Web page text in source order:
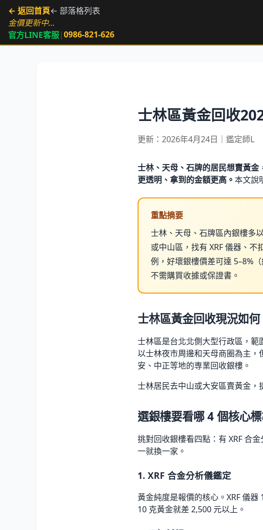
← 返回首頁← 部落格列表
金價更新中…
官方LINE客服|0986-821-626
士林區黃金回收
更新：2026年4月24日｜鑑定師L
士林、天母、石牌的居民想賣黃
更透明、拿到的金額更高。 本文說
重點摘要
士林、天母、石牌區內銀樓多
或中山區，找有 XRF 儀器、
例，好壞銀樓價差可達 5–8%
不需購買收據或保證書。
士林區黃金回收現況如何
士林區是台北北側大型行政區，範
以士林夜市周邊和天母商圈為主
安、中正等地的専業回收銀樓。
士林居民去中山或大安區賣黃金，
選銀樓要看哪 4 個核心標
挑對回收銀樓看四點：有 XRF 合
一就換一家。
1. XRF 合金分析儀鑑定
黃金純度是報價的核心。XRF 儀
10 克黃金就差 2,500 元以上。